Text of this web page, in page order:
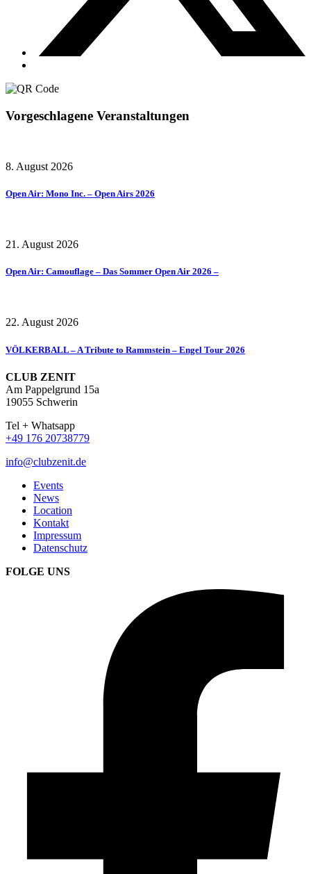
Vorgeschlagene Veranstaltungen
8. August 2026
Open Air: Mono Inc. – Open Airs 2026
21. August 2026
Open Air: Camouflage – Das Sommer Open Air 2026 –
22. August 2026
VÖLKERBALL – A Tribute to Rammstein – Engel Tour 2026
CLUB ZENIT
Am Pappelgrund 15a
19055 Schwerin
Tel + Whatsapp
+49 176 20738779
info@clubzenit.de
Events
News
Location
Kontakt
Impressum
Datenschutz
FOLGE UNS